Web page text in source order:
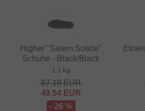
Higher "Salem Suede"
Schuhe - Black/Black
1.1 kg
67.19EUR
49.54EUR
- 26 %